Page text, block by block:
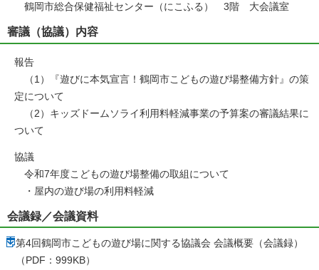
鶴岡市総合保健福祉センター（にこふる） 3階 大会議室
審議（協議）内容
報告
（1）『遊びに本気宣言！鶴岡市こどもの遊び場整備方針』の策
定について
（2）キッズドームソライ利用料軽減事業の予算案の審議結果に
ついて
協議
令和7年度こどもの遊び場整備の取組について
・屋内の遊び場の利用料軽減
会議録／会議資料
第4回鶴岡市こどもの遊び場に関する協議会 会議概要（会議録）
（PDF：999KB）